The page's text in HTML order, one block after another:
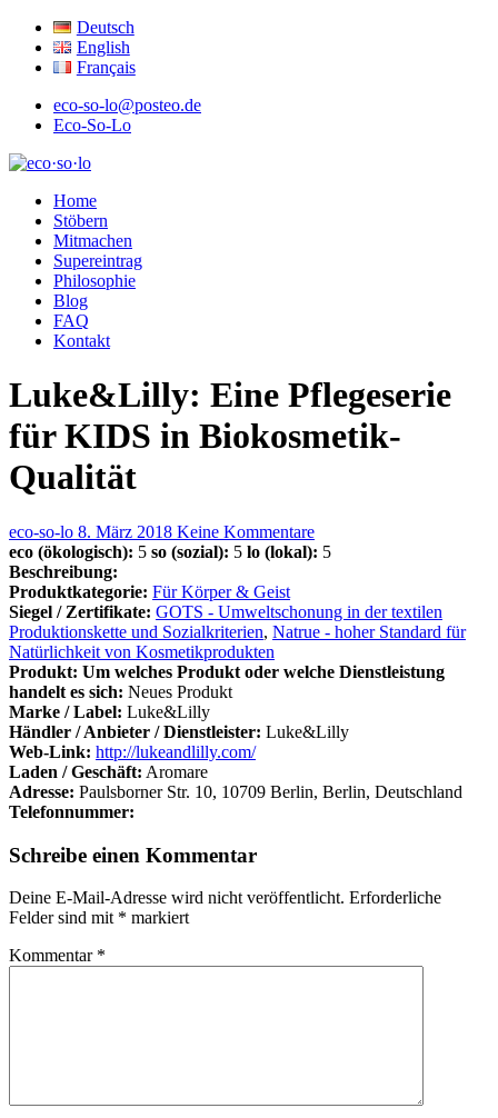
Deutsch
English
Français
eco-so-lo@posteo.de
Eco-So-Lo
eco·so·lo
Home
Stöbern
Mitmachen
Supereintrag
Philosophie
Blog
FAQ
Kontakt
Luke&Lilly: Eine Pflegeserie
für KIDS in Biokosmetik-
Qualität
eco-so-lo 8. März 2018 Keine Kommentare
eco (ökologisch): 5 so (sozial): 5 lo (lokal): 5
Beschreibung:
Produktkategorie: Für Körper & Geist
Siegel / Zertifikate: GOTS - Umweltschonung in der textilen
Produktionskette und Sozialkriterien, Natrue - hoher Standard für
Natürlichkeit von Kosmetikprodukten
Produkt: Um welches Produkt oder welche Dienstleistung
handelt es sich: Neues Produkt
Marke / Label: Luke&Lilly
Händler / Anbieter / Dienstleister: Luke&Lilly
Web-Link: http://lukeandlilly.com/
Laden / Geschäft: Aromare
Adresse: Paulsborner Str. 10, 10709 Berlin, Berlin, Deutschland
Telefonnummer:
Schreibe einen Kommentar
Deine E-Mail-Adresse wird nicht veröffentlicht. Erforderliche
Felder sind mit * markiert
Kommentar *